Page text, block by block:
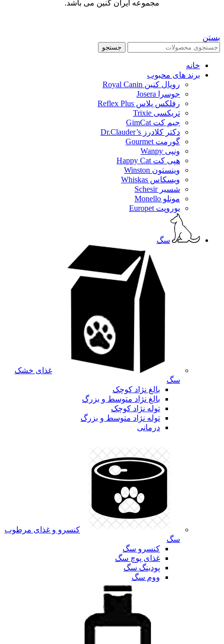
مجموعه ایران کنین می باشد.
بستن
جستجو
خانه
برند های محبوب
رویال کنین Royal Canin
جوسرا Josera
رفلکس پلاس Reflex Plus
تریکسی Trixie
جیم کت GimCat
دکتر کلادرز Dr.Clauder’s
گورمت Gourmet
ونپی Wanpy
هپی کت Happy Cat
وینستون Winston
ویسکاس Whiskas
شسیر Schesir
مونلو Monello
یوروپت Europet
سگ
غذای خشک
سگ
بالغ نژاد کوچک
بالغ نژاد متوسط و بزرگ
توله نژاد کوچک
توله نژاد متوسط و بزرگ
درمانی
کنسرو و غذای مرطوب
سگ
کنسرو سگ
غذای پوچ سگ
پودینگ سگ
ووم سگ